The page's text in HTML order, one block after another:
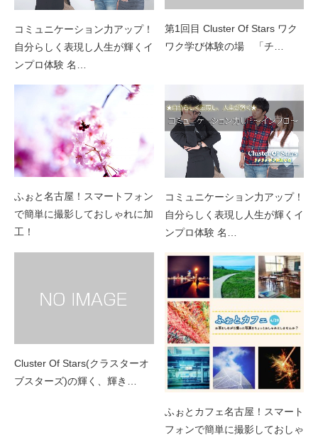
コミュニケーション力アップ！
自分らしく表現し人生が輝くイ
ンプロ体験 名…
第1回目 Cluster Of Stars ワク
ワク学び体験の場 「チ…
ふぉと名古屋！スマートフォン
で簡単に撮影しておしゃれに加
工！
コミュニケーション力アップ！
自分らしく表現し人生が輝くイ
ンプロ体験 名…
Cluster Of Stars(クラスターオ
ブスターズ)の輝く、輝き…
ふぉとカフェ名古屋！スマート
フォンで簡単に撮影しておしゃ